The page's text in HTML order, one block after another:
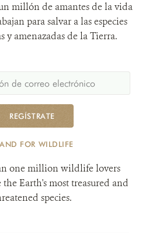
millón de amantes de la vida
para salvar a las especies
y amenazadas de la Tierra.
REGÍSTRATE
FOR WILDLIFE
one million wildlife lovers
Earth's most treasured and
species.